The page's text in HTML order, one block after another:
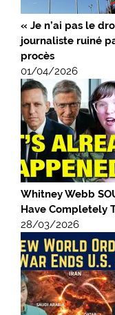
« Je n’ai pas le
journaliste ruiné
procès
01/04/2026
Whitney Webb
Have Completely
28/03/2026